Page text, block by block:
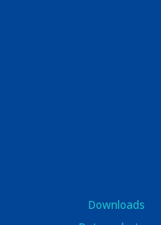
Downloads